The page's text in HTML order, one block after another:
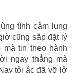
tình cảm lung
cũng sắp đặt lý
tin theo hành
ngay thẳng mà
tội ác đã vỡ lở